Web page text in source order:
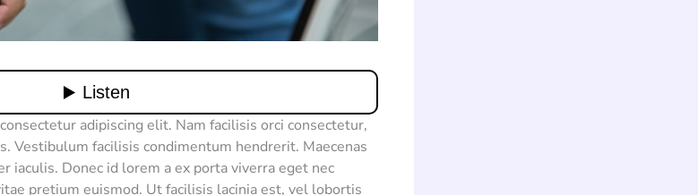
adipiscing elit. Nam facilisis orci consectetur,
Vestibulum facilisis condimentum hendrerit. Maecenas
iaculis. Donec id lorem a ex porta viverra eget nec
pretium euismod. Ut facilisis lacinia est, vel lobortis